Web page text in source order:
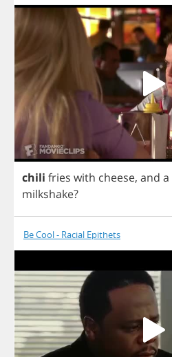
chili fries with cheese, and a
milkshake?
Be Cool - Racial Epithets